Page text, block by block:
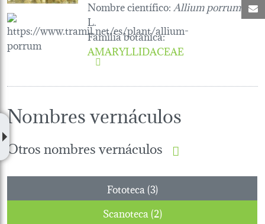
Nombre científico: Allium porrum
L.
Familia botánica:
AMARYLLIDACEAE
Nombres vernáculos
Otros nombres vernáculos
Fototeca (3)
Scanoteca (2)